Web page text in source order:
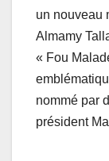
un nouveau
Almamy
« Fou
nommé par
président